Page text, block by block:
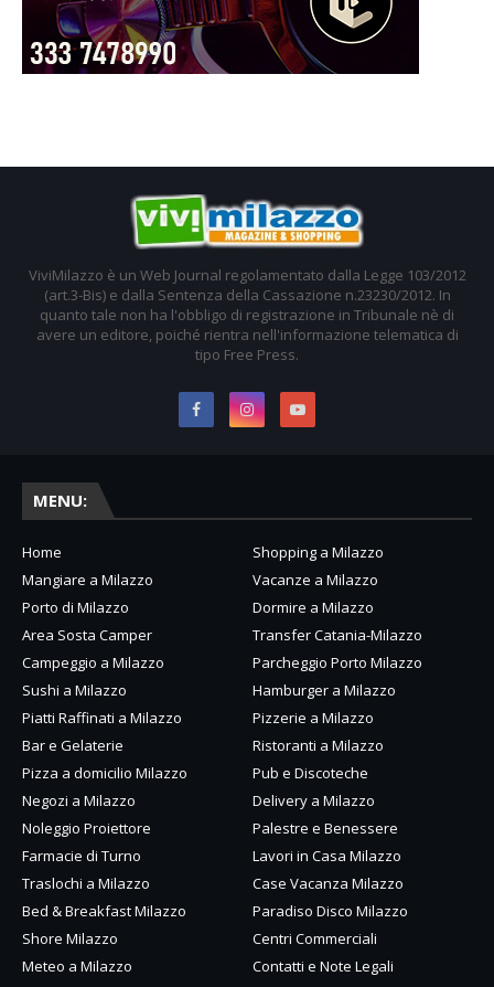
ViviMilazzo è un Web Journal regolamentato dalla Legge 103/2012
(art.3-Bis) e dalla Sentenza della Cassazione n.23230/2012. In
quanto tale non ha l'obbligo di registrazione in Tribunale nè di
avere un editore, poiché rientra nell'informazione telematica di
tipo Free Press.
MENU:
Home
Shopping a Milazzo
Mangiare a Milazzo
Vacanze a Milazzo
Porto di Milazzo
Dormire a Milazzo
Area Sosta Camper
Transfer Catania-Milazzo
Campeggio a Milazzo
Parcheggio Porto Milazzo
Sushi a Milazzo
Hamburger a Milazzo
Piatti Raffinati a Milazzo
Pizzerie a Milazzo
Bar e Gelaterie
Ristoranti a Milazzo
Pizza a domicilio Milazzo
Pub e Discoteche
Negozi a Milazzo
Delivery a Milazzo
Noleggio Proiettore
Palestre e Benessere
Farmacie di Turno
Lavori in Casa Milazzo
Traslochi a Milazzo
Case Vacanza Milazzo
Bed & Breakfast Milazzo
Paradiso Disco Milazzo
Shore Milazzo
Centri Commerciali
Meteo a Milazzo
Contatti e Note Legali